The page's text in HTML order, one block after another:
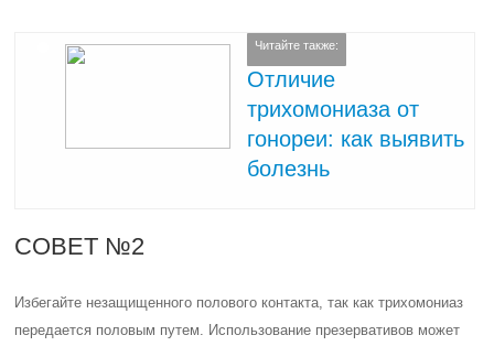
Читайте также:
Отличие
трихомониаза от
гонореи: как выявить
болезнь
СОВЕТ №2
Избегайте незащищенного полового контакта, так как трихомониаз
передается половым путем. Использование презервативов может